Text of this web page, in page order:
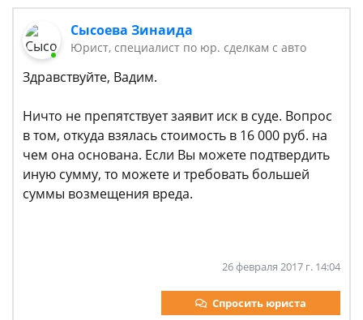
Сысоева Зинаида
Юрист, специалист по юр. сделкам с авто
Здравствуйте, Вадим.
Ничто не препятствует заявит иск в суде. Вопрос
в том, откуда взялась стоимость в 16 000 руб. на
чем она основана. Если Вы можете подтвердить
иную сумму, то можете и требовать большей
суммы возмещения вреда.
26 февраля 2017 г. 14:04
Спросить юриста